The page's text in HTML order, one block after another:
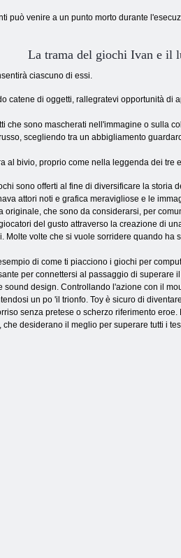
può venire a un punto morto durante
La trama del giochi Ivan e il
ciascuno di essi.
catene di oggetti, rallegratevi opportunità di
che sono mascherati nell'immagine o sulla
scegliendo tra un abbigliamento
al bivio, proprio come nella leggenda dei tre
sono offerti al fine di diversificare la storia
attori noti e grafica meravigliose e le
originale, che sono da considerarsi, per
del gusto attraverso la creazione di
Molte volte che si vuole sorridere quando
di come ti piacciono i giochi per
per connettersi al passaggio di
sound design. Controllando l'azione con il
un po 'il trionfo. Toy è sicuro di
senza pretese o scherzo riferimento
desiderano il meglio per superare tutti i